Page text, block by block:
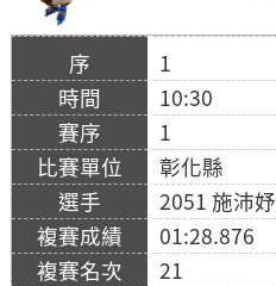
1
10:30
1
彰化縣
2051 施沛妤
01:28.876
21